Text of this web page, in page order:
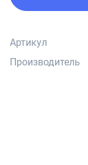
Артикул
Производитель